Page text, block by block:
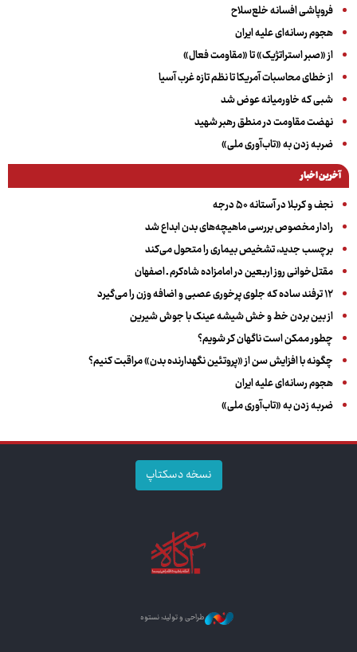
فروپاشی افسانه خلع‌سلاح
هجوم رسانه‌ای علیه ایران
از «صبر استراتژیک» تا «مقاومت فعال»
از خطای محاسبات آمریکا تا نظم تازه غرب آسیا
شبی که خاورمیانه عوض شد
نهضت مقاومت در منطق رهبر شهید
ضربه زدن به «تاب‌آوری ملی»
آخرین اخبار
نجف و کربلا در آستانه ۵۰ درجه
رادار مخصوص بررسی ماهیچه‌های بدن ابداع شد
برچسب جدید، تشخیص بیماری را متحول می‌کند
مقتل‌خوانی روز اربعین در امامزاده شاه‌کرم ـ اصفهان
۱۲ ترفند ساده که جلوی پرخوری عصبی و اضافه ‌وزن را می‌گیرد
از بین بردن خط و خش شیشه عینک با جوش شیرین
چطور ممکن است ناگهان کر شویم؟
چگونه با افزایش سن از «پروتئین نگهدارنده بدن» مراقبت کنیم؟
هجوم رسانه‌ای علیه ایران
ضربه زدن به «تاب‌آوری ملی»
نسخه دسکتاپ
طراحی و تولید: نستوه